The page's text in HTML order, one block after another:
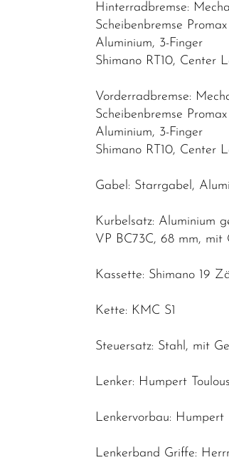
Hinterradbremse:
Scheibenbremse
Aluminium, 3-Finger
Shimano RT10, Center
Vorderradbremse:
Scheibenbremse
Aluminium, 3-Finger
Shimano RT10, Center
Gabel: Starrgabel,
Kurbelsatz: Aluminium
VP BC73C, 68 mm, mit
Kassette: Shimano 19
Kette: KMC S1
Steuersatz: Stahl, mit
Lenker: Humpert
Lenkervorbau:
Lenkerband Griffe: